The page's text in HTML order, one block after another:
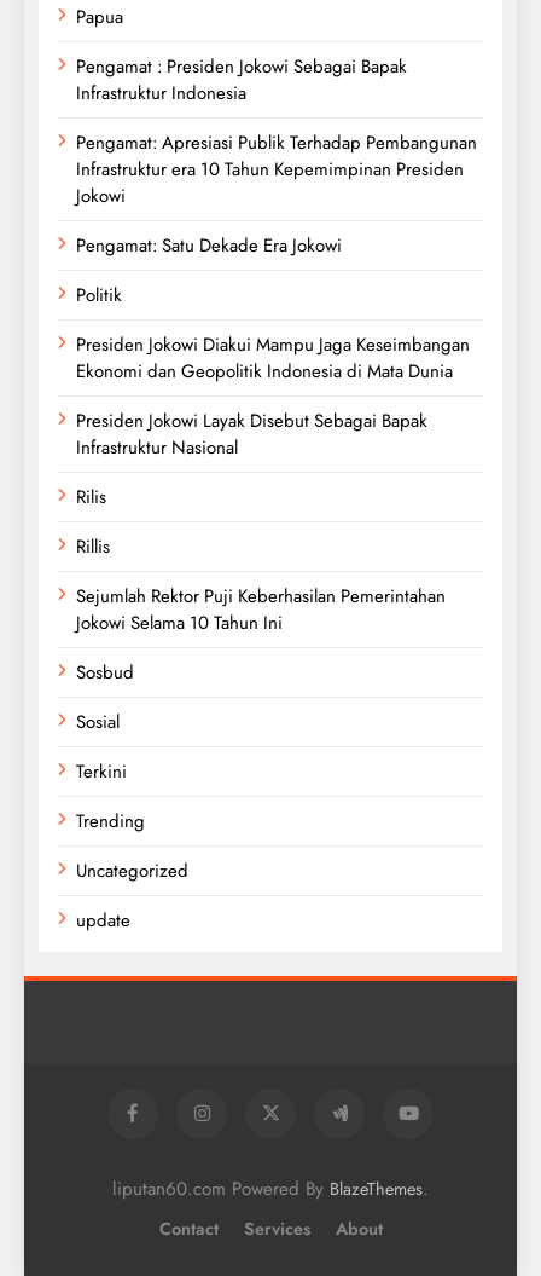
Papua
Pengamat : Presiden Jokowi Sebagai Bapak
Infrastruktur Indonesia
Pengamat: Apresiasi Publik Terhadap Pembangunan
Infrastruktur era 10 Tahun Kepemimpinan Presiden
Jokowi
Pengamat: Satu Dekade Era Jokowi
Politik
Presiden Jokowi Diakui Mampu Jaga Keseimbangan
Ekonomi dan Geopolitik Indonesia di Mata Dunia
Presiden Jokowi Layak Disebut Sebagai Bapak
Infrastruktur Nasional
Rilis
Rillis
Sejumlah Rektor Puji Keberhasilan Pemerintahan
Jokowi Selama 10 Tahun Ini
Sosbud
Sosial
Terkini
Trending
Uncategorized
update
liputan60.com Powered By BlazeThemes.
Contact Services About